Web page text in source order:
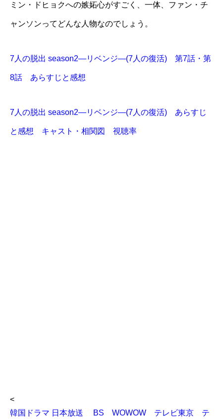
ミン・ドヒョクへの嫉妬心がすごく、一体、ファン・チ
ャンソンってどんな人物なのでしょう。
7人の脱出 season2―リベンジ―(7人の復活) 第7話・第
8話 あらすじと感想
7人の脱出 season2―リベンジ―(7人の復活) あらすじ
と感想 キャスト・相関図 視聴率
<
韓国ドラマ 日本放送 BS WOWOW テレビ東京 テ